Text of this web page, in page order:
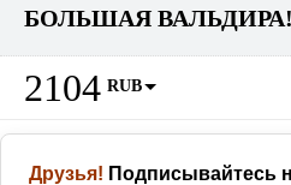
БОЛЬШАЯ ВАЛЬДИРА!
2104 RUB
Партнерам 228 RUB
как заработать
Друзья! Подписывайтесь